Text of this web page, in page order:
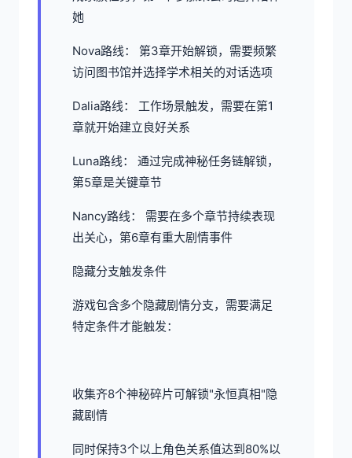
她
Nova路线： 第3章开始解锁，需要频繁
访问图书馆并选择学术相关的对话选项
Dalia路线： 工作场景触发，需要在第1
章就开始建立良好关系
Luna路线： 通过完成神秘任务链解锁，
第5章是关键章节
Nancy路线： 需要在多个章节持续表现
出关心，第6章有重大剧情事件
隐藏分支触发条件
游戏包含多个隐藏剧情分支，需要满足
特定条件才能触发：
收集齐8个神秘碎片可解锁"永恒真相"隐
藏剧情
同时保持3个以上角色关系值达到80%以